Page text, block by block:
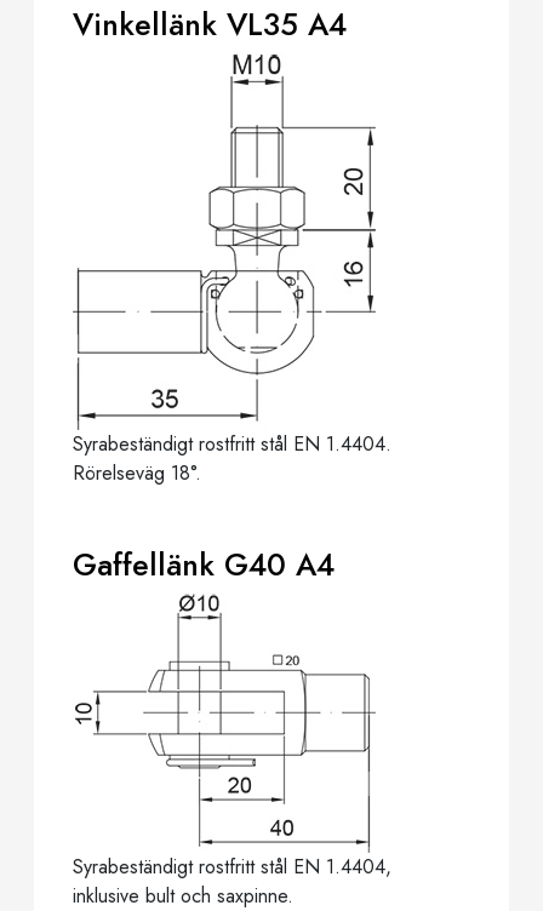
Vinkellänk VL35 A4
Syrabeständigt rostfritt stål EN 1.4404.
Rörelseväg 18°.
Gaffellänk G40 A4
Syrabeständigt rostfritt stål EN 1.4404,
inklusive bult och saxpinne.